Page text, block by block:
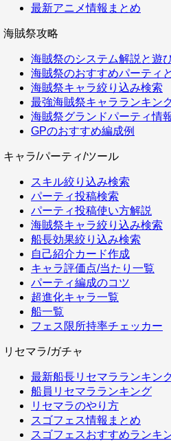
最新アニメ情報まとめ
海賊祭攻略
海賊祭のシステム解説と遊
海賊祭のおすすめパーティ
海賊祭キャラ絞り込み検索
最強海賊祭キャラランキン
海賊祭グランドパーティ情
GPのおすすめ編成例
キャラ/パーティ/ツール
スキル絞り込み検索
パーティ投稿検索
パーティ投稿使い方解説
海賊祭キャラ絞り込み検索
船長効果絞り込み検索
自己紹介カード作成
キャラ評価点/当たり一覧
パーティ編成のコツ
超進化キャラ一覧
船一覧
フェス限所持率チェッカー
リセマラ/ガチャ
最新船長リセマラランキン
船員リセマラランキング
リセマラのやり方
スゴフェス情報まとめ
スゴフェスおすすめランキ